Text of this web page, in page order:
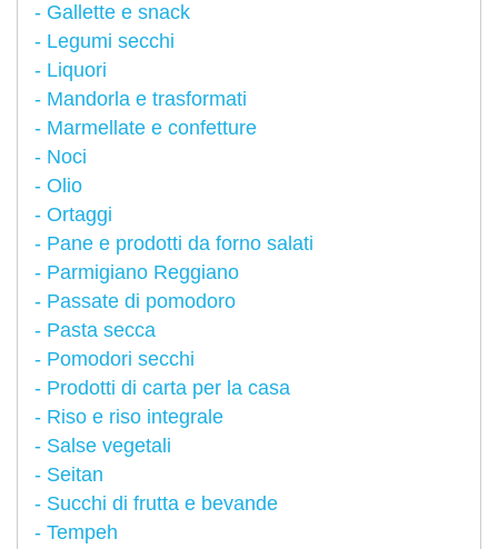
Gallette e snack
Legumi secchi
Liquori
Mandorla e trasformati
Marmellate e confetture
Noci
Olio
Ortaggi
Pane e prodotti da forno salati
Parmigiano Reggiano
Passate di pomodoro
Pasta secca
Pomodori secchi
Prodotti di carta per la casa
Riso e riso integrale
Salse vegetali
Seitan
Succhi di frutta e bevande
Tempeh